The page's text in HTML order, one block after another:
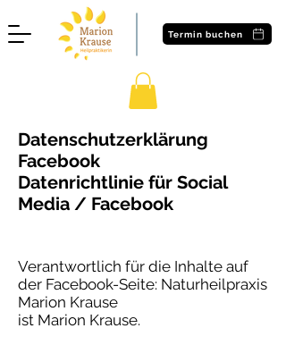
Termin buchen
Datenschutzerklärung
Facebook
Datenrichtlinie für Social
Media / Facebook
Verantwortlich für die Inhalte auf
der Facebook-Seite: Naturheilpraxis
Marion Krause
ist Marion Krause.